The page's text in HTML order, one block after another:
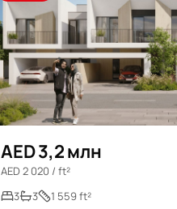
AED 3,2 млн
AED 2 020 / ft²
3
3 1 559 ft²